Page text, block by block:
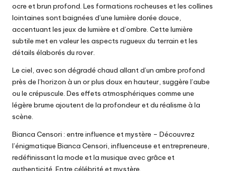
ocre et brun profond. Les formations rocheuses et les collines
lointaines sont baignées d’une lumière dorée douce,
accentuant les jeux de lumière et d’ombre. Cette lumière
subtile met en valeur les aspects rugueux du terrain et les
détails élaborés du rover.
Le ciel, avec son dégradé chaud allant d’un ambre profond
près de l’horizon à un or plus doux en hauteur, suggère l’aube
ou le crépuscule. Des effets atmosphériques comme une
légère brume ajoutent de la profondeur et du réalisme à la
scène.
Bianca Censori : entre influence et mystère – Découvrez
l’énigmatique Bianca Censori, influenceuse et entrepreneure,
redéfinissant la mode et la musique avec grâce et
authenticité. Entre célébrité et mystère.